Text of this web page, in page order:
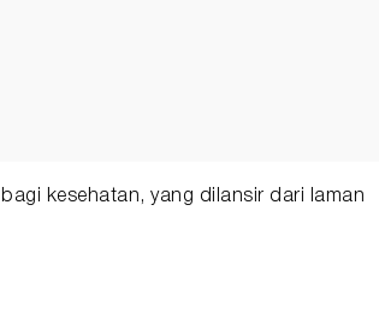
kesehatan, yang dilansir dari laman